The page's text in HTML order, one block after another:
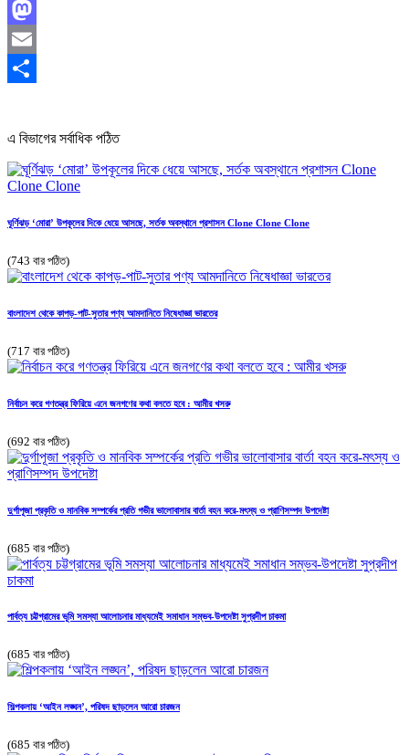
Facebook
Mastodon
Email
এ বিভাগের সর্বাধিক পঠিত
ঘূর্ণিঝড় ‘মোরা’ উপকূলের দিকে ধেয়ে আসছে, সর্তক অবস্থানে প্রশাসন Clone Clone Clone
(743 বার পঠিত)
বাংলাদেশ থেকে কাপড়-পাট-সুতার পণ্য আমদানিতে নিষেধাজ্ঞা ভারতের
(717 বার পঠিত)
নির্বাচন করে গণতন্ত্র ফিরিয়ে এনে জনগণের কথা বলতে হবে : আমীর খসরু
(692 বার পঠিত)
দুর্গাপূজা প্রকৃতি ও মানবিক সম্পর্কের প্রতি গভীর ভালোবাসার বার্তা বহন করে-মৎস্য ও প্রাণিসম্পদ উপদেষ্টা
(685 বার পঠিত)
পার্বত্য চট্টগ্রামের ভূমি সমস্যা আলোচনার মাধ্যমেই সমাধান সম্ভব-উপদেষ্টা সুপ্রদীপ চাকমা
(685 বার পঠিত)
শিল্পকলায় ‘আইন লঙ্ঘন’, পরিষদ ছাড়লেন আরো চারজন
(685 বার পঠিত)